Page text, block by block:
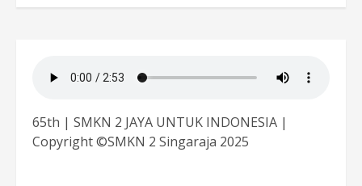
65th | SMKN 2 JAYA UNTUK INDONESIA |
Copyright ©SMKN 2 Singaraja 2025